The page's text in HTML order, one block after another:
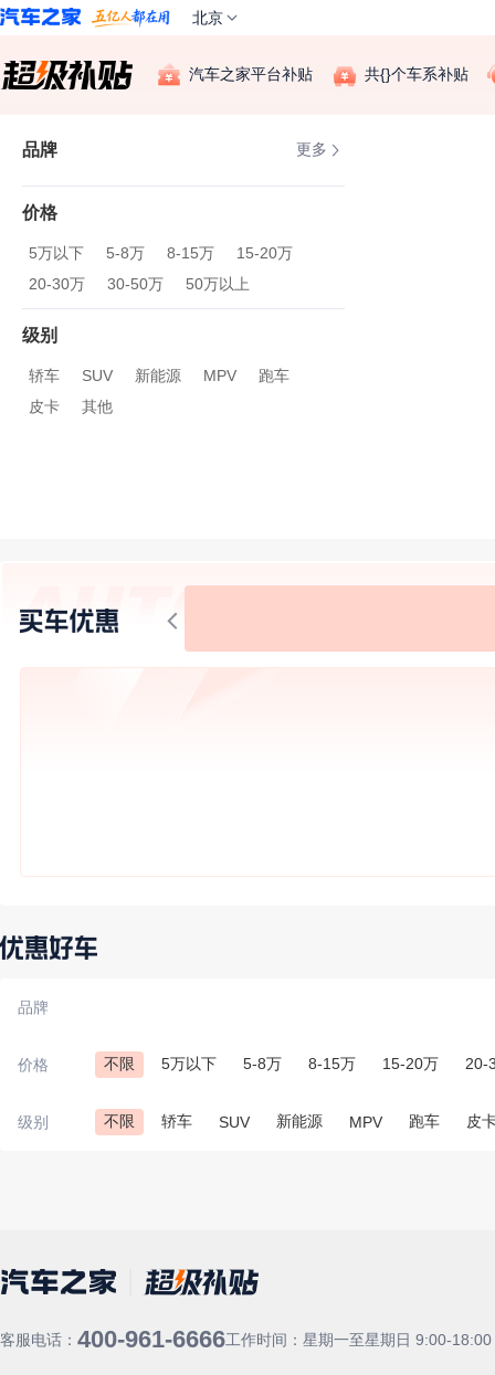
北京
汽车之家平台补贴 共{}个车系补贴
品牌 更多
价格
5万以下 5-8万 8-15万
15-20万
20-30万
30-50万 50万以上
级别
轿车 SUV 新能源 MPV
跑车
皮卡
其他
品牌
价格 不限 5万以下 5-8万 8-15万 15-20万 20-
级别 不限 轿车 SUV 新能源 MPV 跑车 皮
客服电话： 400-961-6666工作时间：星期一至星期日 9:00-18:00